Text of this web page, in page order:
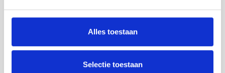
Alles toestaan
Selectie toestaan
Deel deze